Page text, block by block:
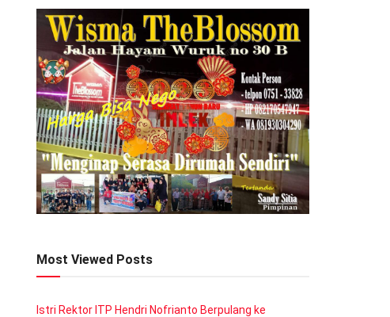
Most Viewed Posts
Istri Rektor ITP Hendri Nofrianto Berpulang ke